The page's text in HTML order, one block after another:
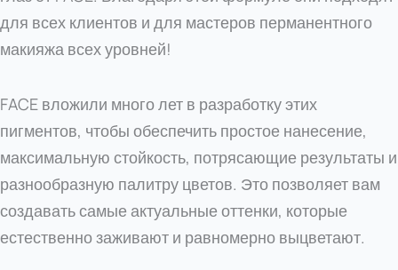
для всех клиентов и для мастеров перманентного
макияжа всех уровней!
FACE вложили много лет в разработку этих
пигментов, чтобы обеспечить простое нанесение,
максимальную стойкость, потрясающие результаты и
разнообразную палитру цветов. Это позволяет вам
создавать самые актуальные оттенки, которые
естественно заживают и равномерно выцветают.